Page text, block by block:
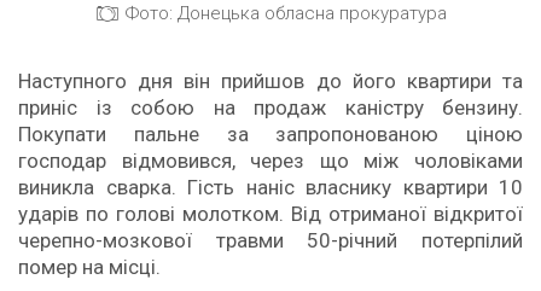
Фото: Донецька обласна прокуратура
Наступного дня він прийшов до його квартири та
приніс із собою на продаж каністру бензину.
Покупати пальне за запропонованою ціною
господар відмовився, через що між чоловіками
виникла сварка. Гість наніс власнику квартири 10
ударів по голові молотком. Від отриманої відкритої
черепно-мозкової травми 50-річний потерпілий
помер на місці.